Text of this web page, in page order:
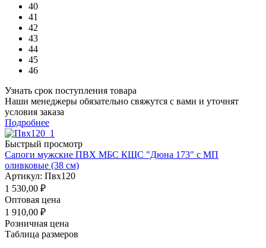
40
41
42
43
44
45
46
Узнать срок поступления товара
Наши менеджеры обязательно свяжутся с вами и уточнят
условия заказа
Подробнее
Быстрый просмотр
Сапоги мужские ПВХ МБС КЩС "Дюна 173" с МП
оливковые (38 см)
Артикул: Пвх120
1 530,00 ₽
Оптовая цена
1 910,00 ₽
Розничная цена
Таблица размеров